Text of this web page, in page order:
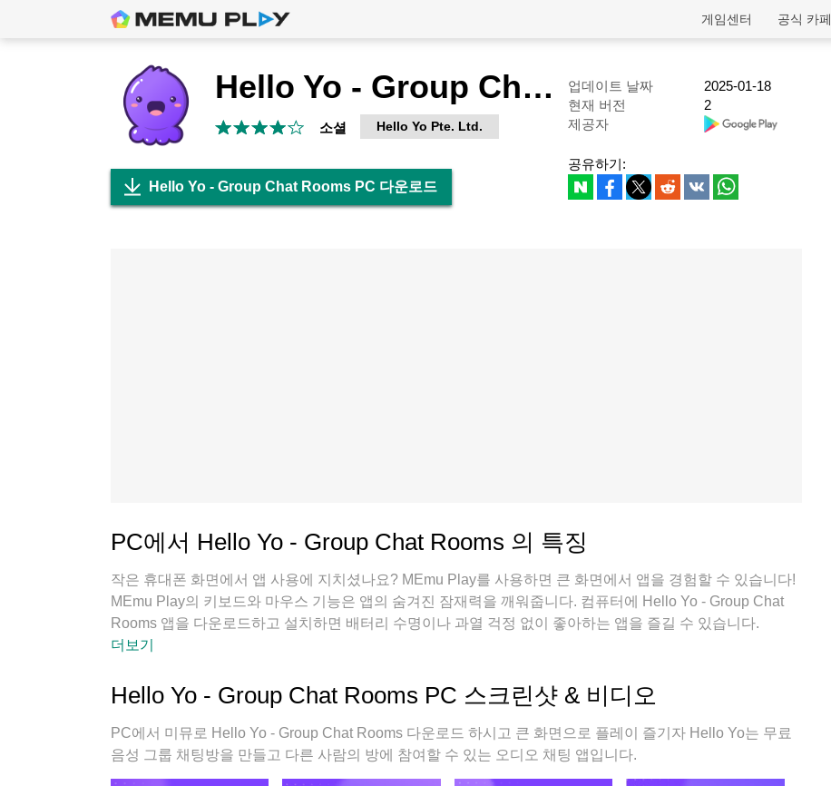
공식 카페
게임센터
Hello Yo - Group Chat Rooms
소셜 Hello Yo Pte. Ltd.
업데이트 날짜
2025-01-18
현재 버전
2
제공자
Hello Yo - Group Chat Rooms PC 다운로드
공유하기:
PC에서 Hello Yo - Group Chat Rooms 의 특징
작은 휴대폰 화면에서 앱 사용에 지치셨나요? MEmu Play를 사용하면 큰 화면에서 앱을 경험할 수 있습니다!
MEmu Play의 키보드와 마우스 기능은 앱의 숨겨진 잠재력을 깨워줍니다. 컴퓨터에 Hello Yo - Group Chat
Rooms 앱을 다운로드하고 설치하면 배터리 수명이나 과열 걱정 없이 좋아하는 앱을 즐길 수 있습니다.
MEmu Play를 사용하면 컴퓨터에서 앱을 쉽게 사용할 수 있으며, 언제나 고품질 경험을 보장합니다!
더보기
Hello Yo - Group Chat Rooms PC 스크린샷 & 비디오
PC에서 미뮤로 Hello Yo - Group Chat Rooms 다운로드 하시고 큰 화면으로 플레이 즐기자 Hello Yo는 무료
음성 그룹 채팅방을 만들고 다른 사람의 방에 참여할 수 있는 오디오 채팅 앱입니다.